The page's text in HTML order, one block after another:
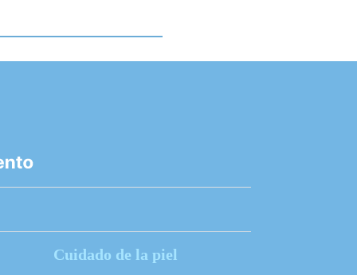
Cuidado de la piel